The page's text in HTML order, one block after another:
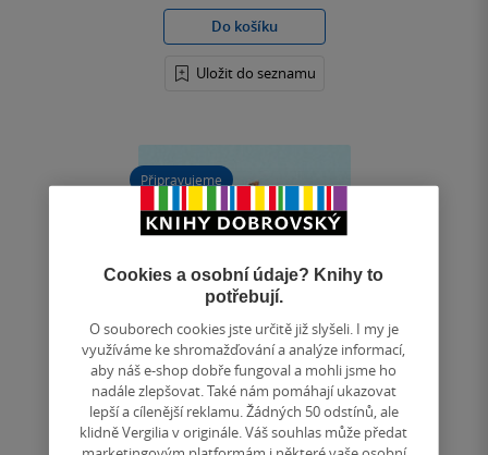
Do košíku
Uložit do seznamu
Připravujeme
Cookies a osobní údaje? Knihy to
potřebují.
O souborech cookies jste určitě již slyšeli. I my je
využíváme ke shromažďování a analýze informací,
aby náš e-shop dobře fungoval a mohli jsme ho
nadále zlepšovat. Také nám pomáhají ukazovat
lepší a cílenější reklamu. Žádných 50 odstínů, ale
klidně Vergilia v originále. Váš souhlas může předat